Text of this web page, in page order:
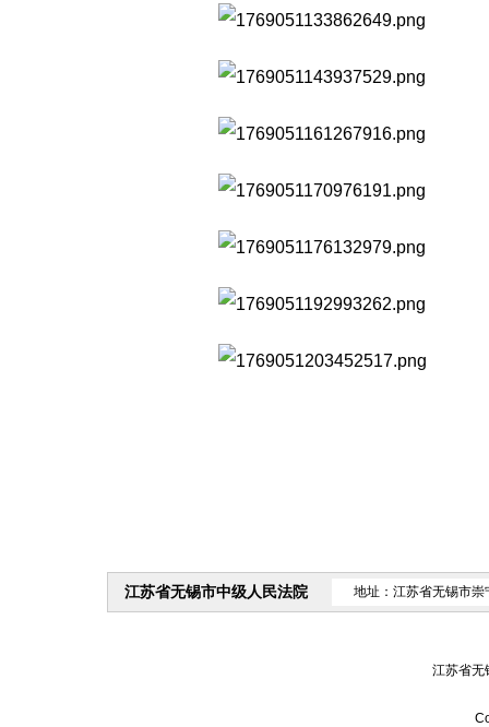
江苏省无锡市中级人民法院 地址：江苏省无锡市崇
江苏省无